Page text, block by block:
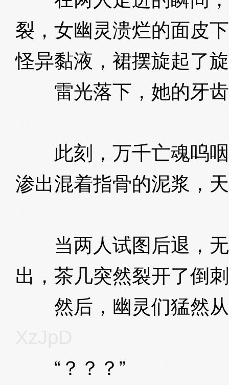
裂，女幽灵溃烂的面皮
怪异黏液，裙摆旋起了
雷光落下，她的牙齿
此刻，万千亡魂呜咽
渗出混着指骨的泥浆，
当两人试图后退，无
出，茶几突然裂开了倒
然后，幽灵们猛然从
“？？？”